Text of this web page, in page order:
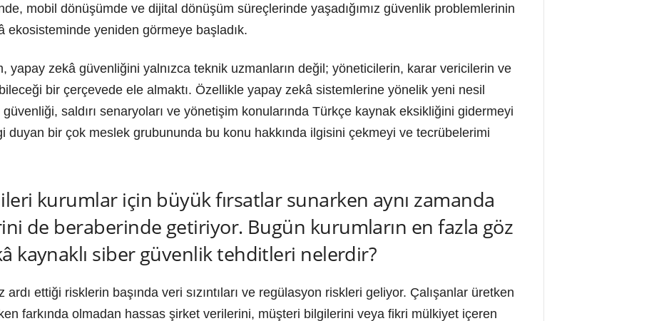
mobil dönüşümde ve dijital dönüşüm süreçlerinde yaşadığımız güvenlik problemlerinin
ekosisteminde yeniden görmeye başladık.
yapay zekâ güvenliğini yalnızca teknik uzmanların değil; yöneticilerin, karar vericilerin ve
bir çerçevede ele almaktı. Özellikle yapay zekâ sistemlerine yönelik yeni nesil
saldırı senaryoları ve yönetişim konularında Türkçe kaynak eksikliğini gidermeyi
duyan bir çok meslek grubununda bu konu hakkında ilgisini çekmeyi ve tecrübelerimi
kurumlar için büyük fırsatlar sunarken aynı zamanda
de beraberinde getiriyor. Bugün kurumların en fazla göz
kaynaklı siber güvenlik tehditleri nelerdir?
ettiği risklerin başında veri sızıntıları ve regülasyon riskleri geliyor. Çalışanlar üretken
farkında olmadan hassas şirket verilerini, müşteri bilgilerini veya fikri mülkiyet içeren